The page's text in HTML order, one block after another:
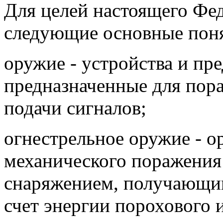
Для целей настоящего
следующие основные
оружие - устройства и
предназначенные для
подачи сигналов;
огнестрельное оружие -
механического
снаряжением,
счет энергии порохового